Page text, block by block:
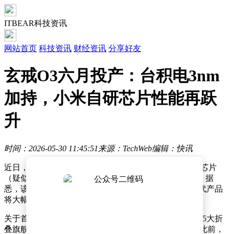
ITBEAR科技资讯
网站首页 科技资讯 财经资讯 分享好友
玄戒O3六月投产：台积电3nm
加持，小米自研芯片性能再跃
升
时间：2026-05-30 11:45:51 来源：TechWeb编辑：快讯
近日，有数码博主在社交平台爆料称，小米下一代自研芯片
（疑似命名“玄戒O3”）将于今年6月正式进入投产阶段。据
悉，该芯片将采用台积电领先的3nm工艺制造，且新一代产品
将大幅提升产能，以满足更高的市场需求。
关于首发机型，外界普遍猜测即将发布的小米MIX Fold 5大折
叠旗舰将率先搭载这颗被誉为“小米史上最强”的芯片。此前，